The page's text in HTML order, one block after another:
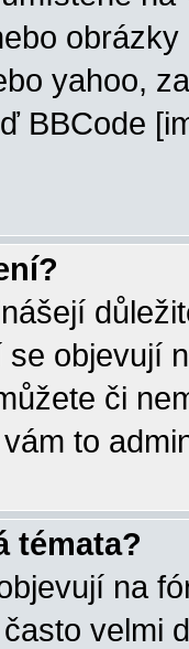
yahoo,
BBCode
objevují
či
to
témata?
na
velmi